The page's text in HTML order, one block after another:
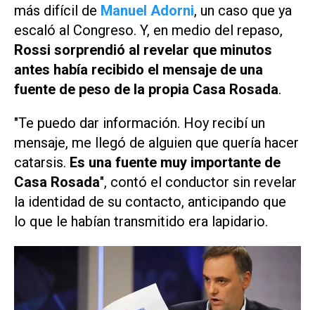
más difícil de Manuel Adorni, un caso que ya
escaló al Congreso. Y, en medio del repaso,
Rossi sorprendió al revelar que minutos
antes había recibido el mensaje de una
fuente de peso de la propia Casa Rosada.
"Te puedo dar información. Hoy recibí un
mensaje, me llegó de alguien que quería hacer
catarsis. Es una fuente muy importante de
Casa Rosada", contó el conductor sin revelar
la identidad de su contacto, anticipando que
lo que le habían transmitido era lapidario.